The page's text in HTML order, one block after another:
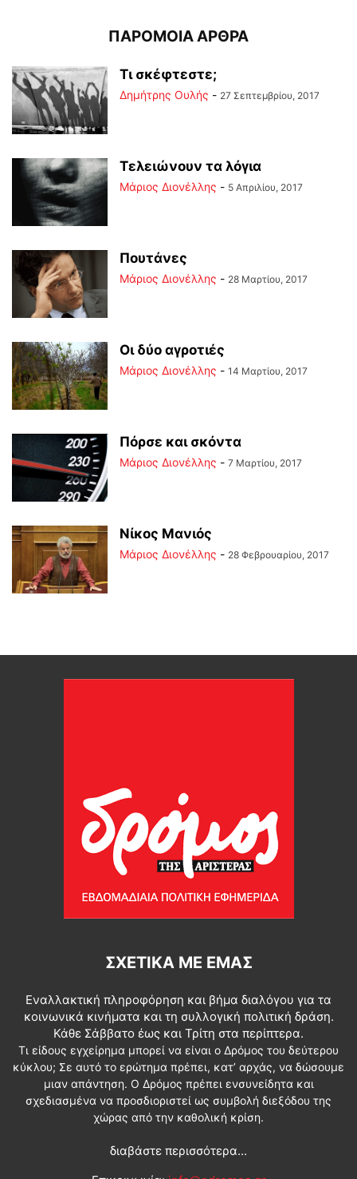
ΠΑΡΟΜΟΙΑ ΑΡΘΡΑ
Τι σκέφτεστε;
Δημήτρης Ουλής - 27 Σεπτεμβρίου, 2017
Τελειώνουν τα λόγια
Μάριος Διονέλλης - 5 Απριλίου, 2017
Πουτάνες
Μάριος Διονέλλης - 28 Μαρτίου, 2017
Οι δύο αγροτιές
Μάριος Διονέλλης - 14 Μαρτίου, 2017
Πόρσε και σκόντα
Μάριος Διονέλλης - 7 Μαρτίου, 2017
Νίκος Μανιός
Μάριος Διονέλλης - 28 Φεβρουαρίου, 2017
ΣΧΕΤΙΚΆ ΜΕ ΕΜΆΣ
Εναλλακτική πληροφόρηση και βήμα διαλόγου για τα
κοινωνικά κινήματα και τη συλλογική πολιτική δράση.
Κάθε Σάββατο έως και Τρίτη στα περίπτερα.
Τι είδους εγχείρημα μπορεί να είναι ο Δρόμος του δεύτερου
κύκλου; Σε αυτό το ερώτημα πρέπει, κατ’ αρχάς, να δώσουμε
μιαν απάντηση. Ο Δρόμος πρέπει ενσυνείδητα και
σχεδιασμένα να προσδιοριστεί ως συμβολή διεξόδου της
χώρας από την καθολική κρίση.
διαβάστε περισσότερα...